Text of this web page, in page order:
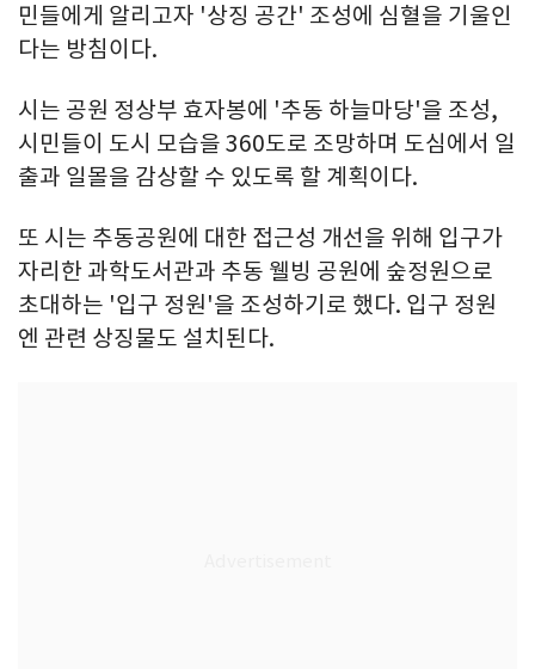
민들에게 알리고자 '상징 공간' 조성에 심혈을 기울인
다는 방침이다.
시는 공원 정상부 효자봉에 '추동 하늘마당'을 조성,
시민들이 도시 모습을 360도로 조망하며 도심에서 일
출과 일몰을 감상할 수 있도록 할 계획이다.
또 시는 추동공원에 대한 접근성 개선을 위해 입구가
자리한 과학도서관과 추동 웰빙 공원에 숲정원으로
초대하는 '입구 정원'을 조성하기로 했다. 입구 정원
엔 관련 상징물도 설치된다.